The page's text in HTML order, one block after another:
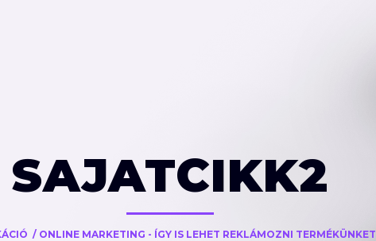
SAJATCIKK2
/ ONLINE MARKETING - ÍGY IS LEHET REKLÁMOZNI TERMÉKÜNKET